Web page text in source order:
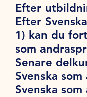
Efter
Efter
1) kan du
som
Senare
Svenska
Svenska